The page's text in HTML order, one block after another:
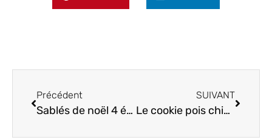
Précédent
Sablés de noël 4 épices : la recette parfaite pour des fêtes gourmandes
SUIVANT
Le cookie pois chiche : la nouvelle gourmandise qui bouscule vos papilles !